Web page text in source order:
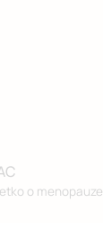
o menopauze